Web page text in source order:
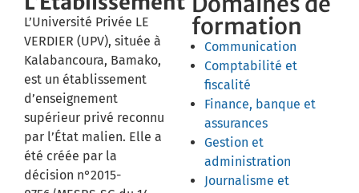
L’Université Privée LE
VERDIER (UPV), située à
Kalabancoura, Bamako,
est un établissement
d’enseignement
supérieur privé reconnu
par l’État malien. Elle a
été créée par la
décision n°2015-
formation
Communication
Comptabilité et
fiscalité
Finance, banque et
assurances
Gestion et
administration
Journalisme et